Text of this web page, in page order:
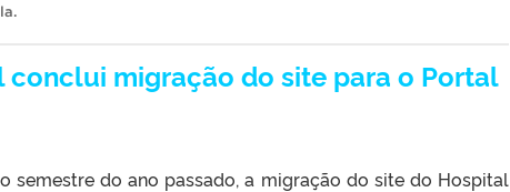
.
conclui migração do site para o Portal
semestre do ano passado, a migração do site do Hospital